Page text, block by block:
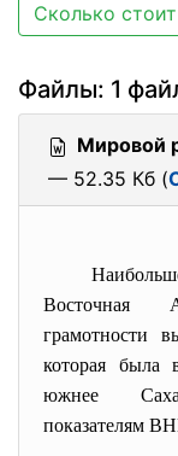
Сколько
Файлы: 1
Мировой
— 52.35 Кб (
которая была
южнее
показателям